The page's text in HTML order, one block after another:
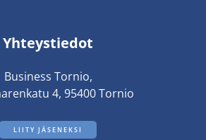
Yhteystiedot
Business Tornio,
4, 95400 Tornio
LIITY JÄSENEKSI